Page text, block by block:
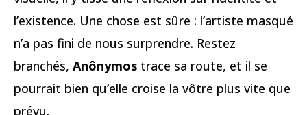
l’existence. Une chose est sûre : l’artiste masqué
n’a pas fini de nous surprendre. Restez
branchés, Anônymos trace sa route, et il se
pourrait bien qu’elle croise la vôtre plus vite que
prévu.